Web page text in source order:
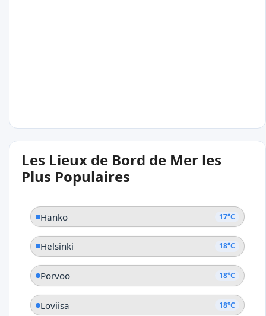
18°C
Söndby
Les Lieux de Bord de Mer les
Plus Populaires
Hanko 17°C
Helsinki 18°C
Porvoo 18°C
Loviisa 18°C